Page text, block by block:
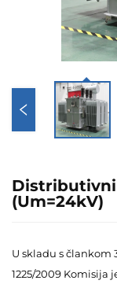
(Um=24kV)
U skladu s člankom
1225/2009 Komisija